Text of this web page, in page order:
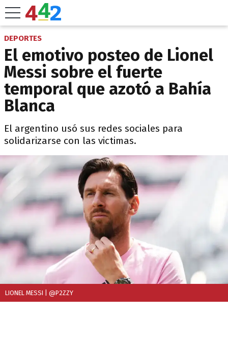
DEPORTES
El emotivo posteo de Lionel
Messi sobre el fuerte
temporal que azotó a Bahía
Blanca
El argentino usó sus redes sociales para
solidarizarse con las victimas.
LIONEL MESSI | @P2ZZY